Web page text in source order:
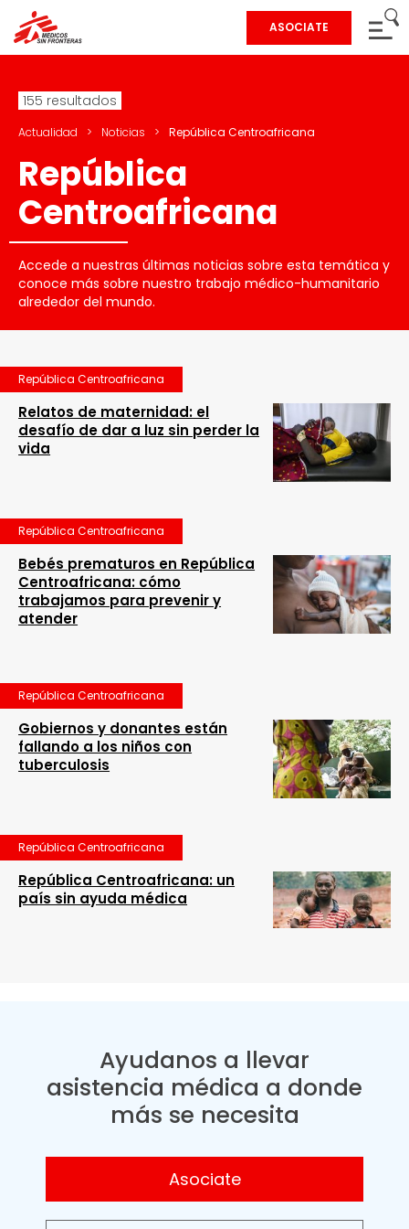
ASOCIATE
155 resultados
Actualidad > Noticias > República Centroafricana
República
Centroafricana
Accede a nuestras últimas noticias sobre esta temática y
conoce más sobre nuestro trabajo médico-humanitario
alrededor del mundo.
República Centroafricana
Relatos de maternidad: el
desafío de dar a luz sin perder la
vida
República Centroafricana
Bebés prematuros en República
Centroafricana: cómo
trabajamos para prevenir y
atender
República Centroafricana
Gobiernos y donantes están
fallando a los niños con
tuberculosis
República Centroafricana
República Centroafricana: un
país sin ayuda médica
Ayudanos a llevar
asistencia médica a donde
más se necesita
Asociate